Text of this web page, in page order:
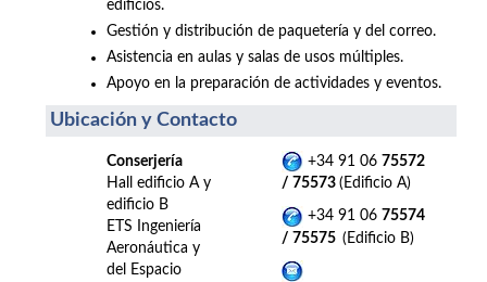
edificios.
Gestión y distribución de paquetería y del correo.
Asistencia en aulas y salas de usos múltiples.
Apoyo en la preparación de actividades y eventos.
Ubicación y Contacto
Conserjería
Hall edificio A y
edificio B
ETS Ingeniería
Aeronáutica y
del Espacio
+34 91 06 75572
/ 75573 (Edificio A)
+34 91 06 75574
/ 75575 (Edificio B)